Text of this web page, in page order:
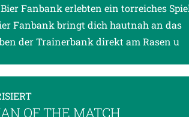
Fanbank erlebten ein torreiches
Fanbank bringt dich hautnah an das
der Trainerbank direkt am Rasen u
OF THE MATCH